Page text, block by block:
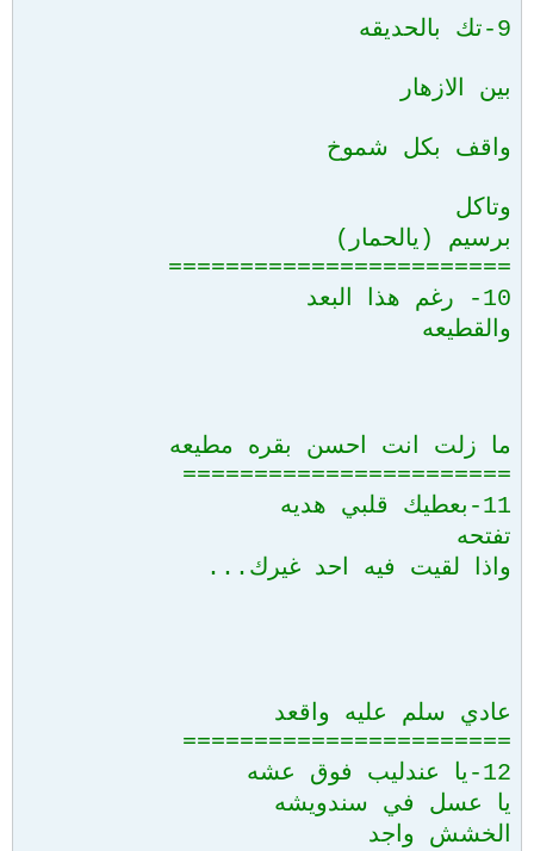
9-تك بالحديقه
بين الازهار
واقف بكل شموخ
وتاكل
برسيم (يالحمار)
========================
10- رغم هذا البعد
والقطيعه
ما زلت انت احسن بقره مطيعه
=======================
11-بعطيك قلبي هديه
تفتحه
واذا لقيت فيه احد غيرك...
عادي سلم عليه واقعد
=======================
12-يا عندليب فوق عشه
يا عسل في سندويشه
الخشش واجد